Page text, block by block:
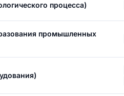
процесса)
промышленных